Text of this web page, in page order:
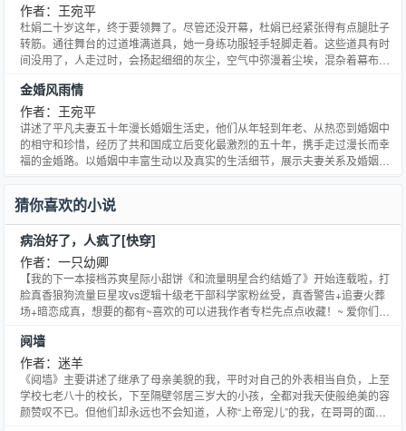
作者：王宛平
杜娟二十岁这年，终于要领舞了。尽管还没开幕，杜娟已经紧张得有点腿肚子
转筋。通往舞台的过道堆满道具，她一身练功服轻手轻脚走着。这些道具有时
间没用了，人走过时，会扬起细细的灰尘，空气中弥漫着尘埃，混杂着幕布木
她离开舞台很久，会忽然间嗅到这种气息，整个人怔住，不知身在何处。她没
有换舞鞋，那双军用胶鞋舞动起来，木板发出吱吱嘎嘎的响声，格外刺耳。她
甩掉鞋赤着脚跑来跑去，黑暗中舞台显得空旷陌生。
金婚风雨情
作者：王宛平
讲述了平凡夫妻五十年漫长婚姻生活史，他们从年轻到年老、从热恋到婚姻中
的相守和珍惜，经历了共和国成立后变化最激烈的五十年，携手走过漫长而幸
福的金婚路。以婚姻中丰富生动以及真实的生活细节，展示夫妻关系及婚姻生
各个年龄层的共鸣，在时代变迁中再次为婚姻、爱情和家庭寻求一个完美的答
案。1958 年，28岁的志愿军英雄营长耿直邂逅22岁的美丽女医生舒曼，英雄
美女一见钟情，耿直为与资本家的女儿舒曼结婚，忍痛脱掉军装，放弃大好前
程；文革期间，缺少政治经验的舒曼时常使自己和家庭陷入危机，耿直为了妻
子家庭，毅然舍弃政治前途；与舒曼结合使耿直人生从此改变，但耿直一生无
怨无悔。舒曼对耿直的情感则经历着崇拜、淡漠、尊重到最后的幸福相守。他
们从年轻到年老，从相知到相爱，从热恋到婚姻中柴米油盐锅碗瓢盆，以及为
充满坎坷五十年婚姻路。
猜你喜欢的小说
病治好了，人疯了[快穿]
作者：一只幼卿
【我的下一本接档苏爽星际小甜饼《和流量明星合约结婚了》开始连载啦，打
脸真香狼狗流量巨星攻vs逻辑十级老干部科学家粉丝受，真香警告+追妻火葬
场+暗恋成真，想要的都有~喜欢的可以进我作者专栏先点点收藏！~ 爱你们么
与白，现在由时空局系统向您发布一个紧急任务：因主神系统受损，不同世界
的气运之子都染上了不治之症，引起了剧情大乱。为了维护宇宙稳定，你需要
去不同的世界给男主治病，矫正剧情，使他们重返主角之路。】 于是他一路披
星戴月、斩尽荆棘，仿佛天神降临般出现在一个个落魄主角面前，陪伴他们度
过了人生中最难熬的时光，成为了主角们心里挥之不去的白月光、朱砂痣。 听
阋墙
作者：迷羊
《阋墙》主要讲述了继承了母亲美貌的我，平时对自己的外表相当自负，上至
学校七老八十的校长，下至隔壁邻居三岁大的小孩，全都对我天使般绝美的容
颜赞叹不已。但他们却永远也不会知道，人称“上帝宠儿”的我，在哥哥的面前